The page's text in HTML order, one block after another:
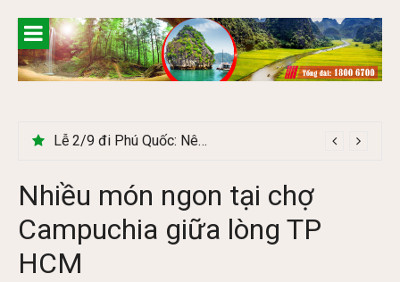
content
Lễ 2/9 đi Phú Quốc: Nên đi tour hay tự túc tiết kiệm hơn
Nhiều món ngon tại chợ
Campuchia giữa lòng TP
HCM